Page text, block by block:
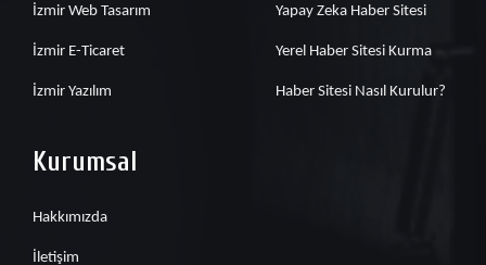
İzmir Web Tasarım
İzmir E-Ticaret
İzmir Yazılım
Yapay Zeka Haber Sitesi
Yerel Haber Sitesi Kurma
Haber Sitesi Nasıl Kurulur?
Kurumsal
Hakkımızda
İletişim